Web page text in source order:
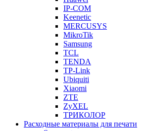
IP-COM
Keenetic
MERCUSYS
MikroTik
Samsung
TCL
TENDA
TP-Link
Ubiquiti
Xiaomi
ZTE
ZyXEL
ТРИКОЛОР
Расходные материалы для печати